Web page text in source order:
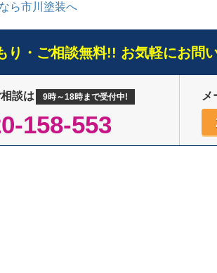
ら市川塗装へ
り・ご相談無料!! お気軽にお問
談は 9時～18時まで受付中!
158-553
メ